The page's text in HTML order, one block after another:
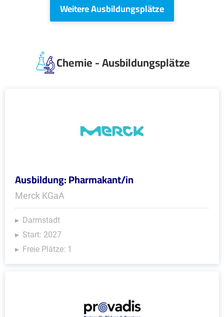
Weitere Ausbildungsplätze
Chemie - Ausbildungsplätze
Ausbildung: Pharmakant/in
Merck KGaA
Darmstadt
Start: 2027
Freie Plätze: 1